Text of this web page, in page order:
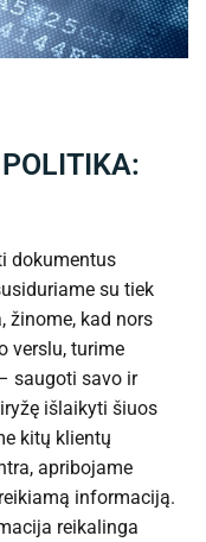
dokumentus
su tiek
žinome, kad nors
verslu, turime
saugoti savo ir
išlaikyti šiuos
kitų klientų
apribojame
informaciją.
reikalinga